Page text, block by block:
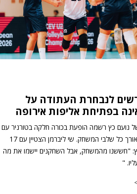
מרשים לנבחרת העתודה על
בפתיחת אליפות אירופה
נועם כץ רשמה הופעת בכורה חלקה בטורניר עם
עליונות לאורך כל שלבי המשחק. שי ליברמן הצטיין עם 17
"חששנו מהמשחק, אבל השחקנים יישמו את מה
"